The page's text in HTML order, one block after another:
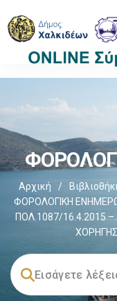
Αρχική /
ΦΟΡΟΛΟΓΙΚΗ
ΠΟΛ.1087/16.4.2015 –